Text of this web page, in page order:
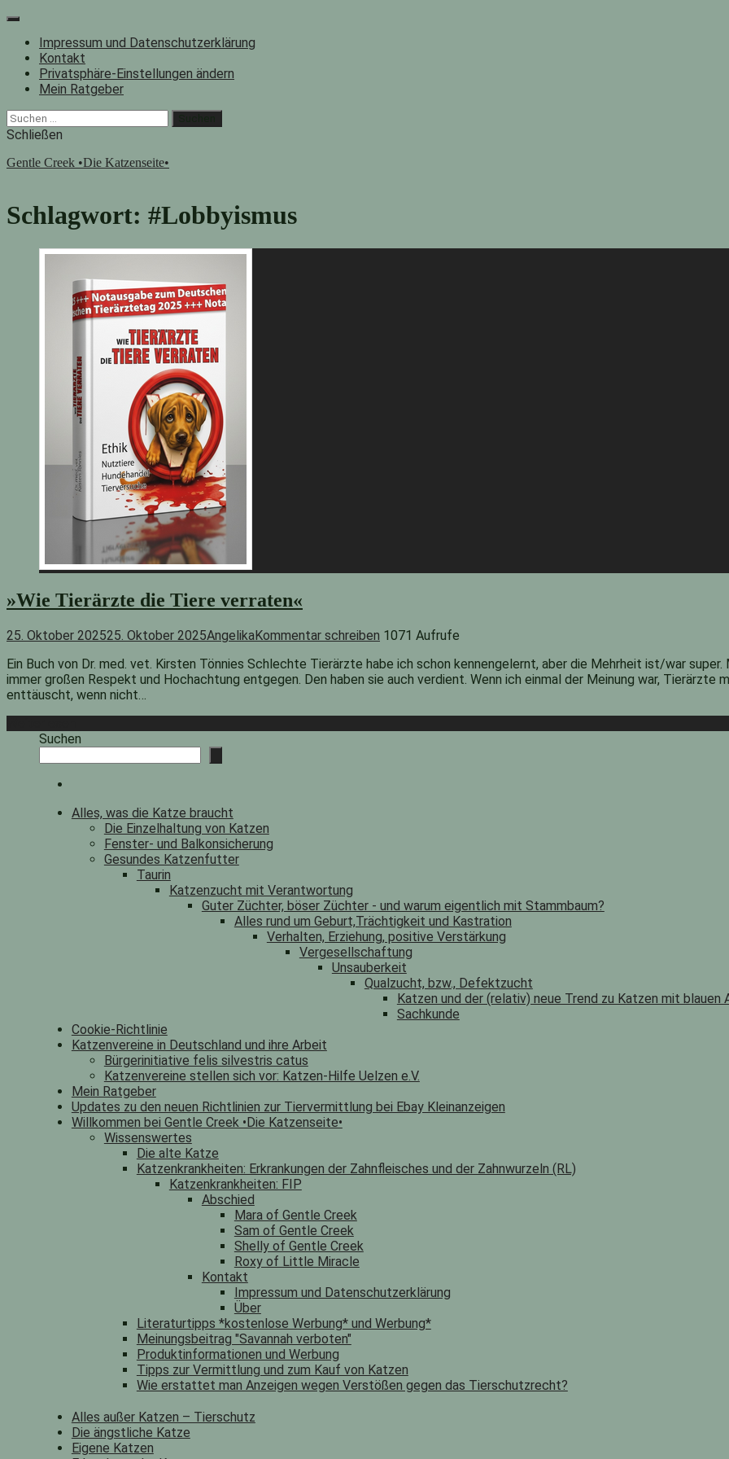
Zum
springenImpressum und Datenschutzerklärung
Kontakt
Privatsphäre-Einstellungen ändern
Mein Ratgeber
Facebook
Instagram
"Suche"-
Button
Suchen
nach:
Schließen
Gentle Creek •Die Katzenseite•
Schlagwort: #Lobbyismus
»Wie Tierärzte die Tiere verraten«
25. Oktober 202525. Oktober 2025AngelikaKommentar schreiben 1071 Aufrufe
Ein Buch von Dr. med. vet. Kirsten Tönnies Schlechte Tierärzte habe ich schon kennengelernt, aber die Mehrheit ist/war
immer großen Respekt und Hochachtung entgegen. Den haben sie auch verdient. Wenn ich einmal der Meinung war,
enttäuscht, wenn nicht…
Suchen
Alles, was die Katze braucht
Die Einzelhaltung von Katzen
Fenster- und Balkonsicherung
Gesundes Katzenfutter
Taurin
Katzenzucht mit Verantwortung
Guter Züchter, böser Züchter - und warum eigentlich mit Stammbaum?
Alles rund um Geburt,Trächtigkeit und Kastration
Verhalten, Erziehung, positive Verstärkung
Vergesellschaftung
Unsauberkeit
Qualzucht, bzw., Defektzucht
Katzen und der (relativ) neue Trend zu Katzen mit blauen
Sachkunde
Cookie-Richtlinie
Katzenvereine in Deutschland und ihre Arbeit
Bürgerinitiative felis silvestris catus
Katzenvereine stellen sich vor: Katzen-Hilfe Uelzen e.V.
Mein Ratgeber
Updates zu den neuen Richtlinien zur Tiervermittlung bei Ebay Kleinanzeigen
Willkommen bei Gentle Creek •Die Katzenseite•
Wissenswertes
Die alte Katze
Katzenkrankheiten: Erkrankungen der Zahnfleisches und der Zahnwurzeln (RL)
Katzenkrankheiten: FIP
Abschied
Mara of Gentle Creek
Sam of Gentle Creek
Shelly of Gentle Creek
Roxy of Little Miracle
Kontakt
Impressum und Datenschutzerklärung
Über
Literaturtipps *kostenlose Werbung* und Werbung*
Meinungsbeitrag "Savannah verboten"
Produktinformationen und Werbung
Tipps zur Vermittlung und zum Kauf von Katzen
Wie erstattet man Anzeigen wegen Verstößen gegen das Tierschutzrecht?
Alles außer Katzen – Tierschutz
Die ängstliche Katze
Eigene Katzen